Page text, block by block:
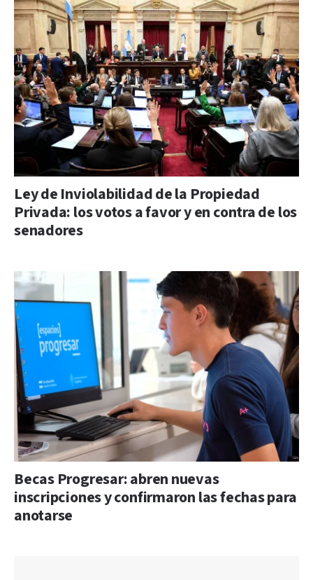
Ley de Inviolabilidad de la Propiedad
Privada: los votos a favor y en contra de los
senadores
Becas Progresar: abren nuevas
inscripciones y confirmaron las fechas para
anotarse